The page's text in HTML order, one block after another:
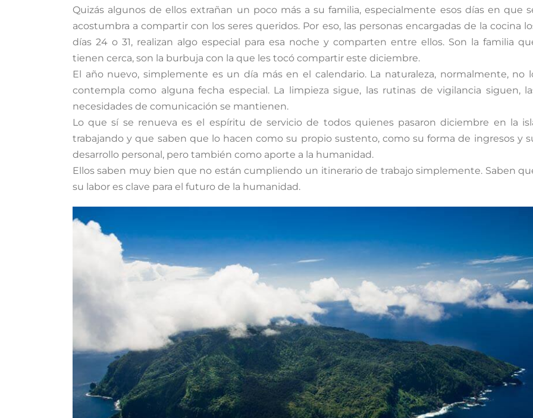
Quizás algunos de ellos extrañan un poco más a su familia, especialmente esos días en que
acostumbra a compartir con los seres queridos. Por eso, las personas encargadas de la cocina
días 24 o 31, realizan algo especial para esa noche y comparten entre ellos. Son la familia
tienen cerca, son la burbuja con la que les tocó compartir este diciembre.
El año nuevo, simplemente es un día más en el calendario. La naturaleza, normalmente, no
contempla como alguna fecha especial. La limpieza sigue, las rutinas de vigilancia siguen,
necesidades de comunicación se mantienen.
Lo que sí se renueva es el espíritu de servicio de todos quienes pasaron diciembre en la
trabajando y que saben que lo hacen como su propio sustento, como su forma de ingresos y
desarrollo personal, pero también como aporte a la humanidad.
Ellos saben muy bien que no están cumpliendo un itinerario de trabajo simplemente. Saben
su labor es clave para el futuro de la humanidad.